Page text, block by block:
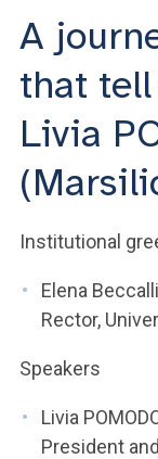
Faculty
A
that
Livia
Institutional
Elena Beccalli
Rector,
Speakers
Livia
President